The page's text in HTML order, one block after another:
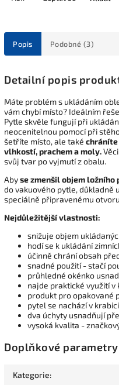
Popis Podobné (3)
Detailní popis
Máte problém s ukládáním
vám chybí místo? Ideálním
Pytle skvěle fungují při
neocenitelnou pomocí při
šetříte místo, ale také chráníte
vlhkostí, prachem a moly.
svůj tvar po vyjmutí z obalu.
Abyse zmenšil objem ložního
do vakuového pytle, důkladně
speciálně připravenému
Nejdůležitější vlastnosti:
snižuje objem
hodí se k ukládání
účinně chrání obsah
snadné použití - stačí
průhledné okénko
najde praktické využití v
produkt pro opakované
pytel se nachází v
dva úchyty usnadňují
vysoká kvalita -
Doplňkové parametry
Kategorie: